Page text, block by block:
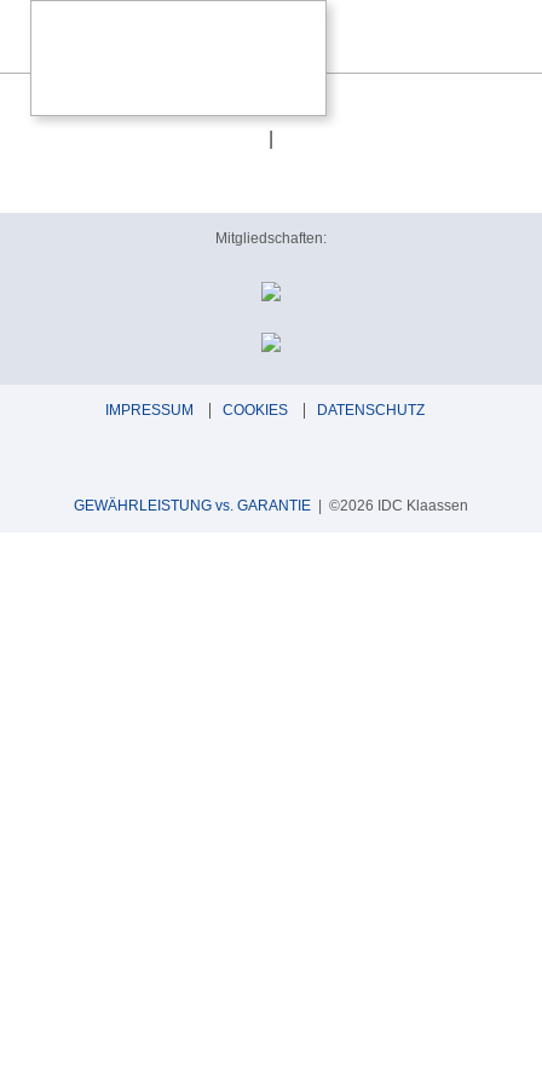
Mitgliedschaften:
IMPRESSUM COOKIES DATENSCHUTZ
GEWÄHRLEISTUNG vs. GARANTIE | ©2026 IDC Klaassen